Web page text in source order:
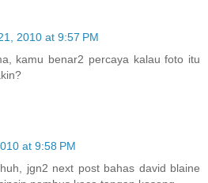
2010 at 9:57 PM
kamu benar2 percaya kalau foto itu
at 9:58 PM
jgn2 next post bahas david blaine